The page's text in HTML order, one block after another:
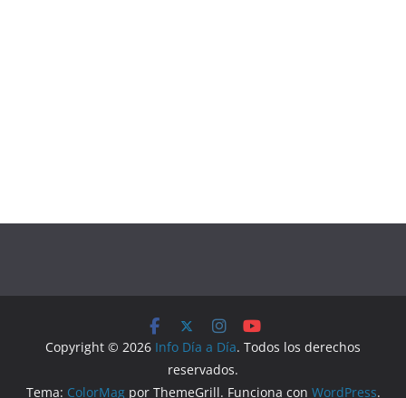
Copyright © 2026 Info Día a Día. Todos los derechos
reservados.
Tema: ColorMagpor ThemeGrill. Funciona con WordPress.